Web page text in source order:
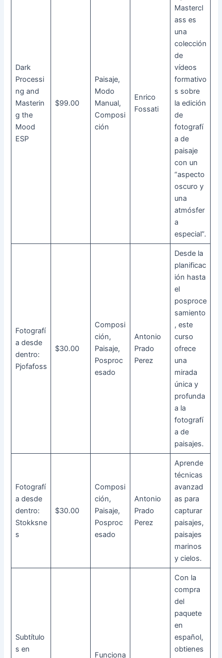
Dark
Processi
ng and
Masterin
g the
Mood
ESP
$99.00
Paisaje,
Modo
Manual,
Composi
ción
Enrico
Fossati
Mastercl
ass es
una
colección
de
vídeos
formativo
s sobre
la edición
de
fotografí
a de
paisaje
con un
“aspecto
oscuro y
una
atmósfer
a
especial”.
Fotografí
a desde
dentro:
Pjofafoss
$30.00
Composi
ción,
Paisaje,
Posproc
esado
Antonio
Prado
Perez
Desde la
planificac
ión hasta
el
posproce
samiento
, este
curso
ofrece
una
mirada
única y
profunda
a la
fotografí
a de
paisajes.
Fotografí
a desde
dentro:
Stokksne
s
$30.00
Composi
ción,
Paisaje,
Posproc
esado
Antonio
Prado
Perez
Aprende
técnicas
avanzad
as para
capturar
paisajes,
paisajes
marinos
y cielos.
Subtítulo
s en
Funciona
Con la
compra
del
paquete
en
español,
obtienes